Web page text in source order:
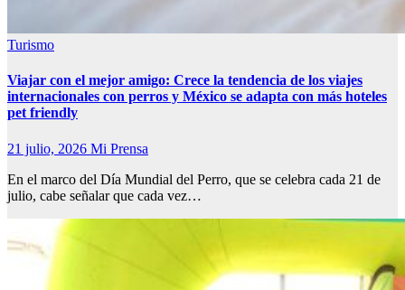
Turismo
Viajar con el mejor amigo: Crece la tendencia de los viajes
internacionales con perros y México se adapta con más hoteles
pet friendly
21 julio, 2026 Mi Prensa
En el marco del Día Mundial del Perro, que se celebra cada 21 de
julio, cabe señalar que cada vez…